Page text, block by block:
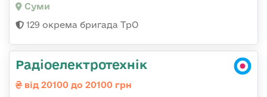
Суми
129 окрема бригада ТрО
Радіоелектротехнік
від 20100 до 20100 грн